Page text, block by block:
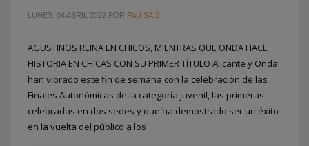
LUNES, 04 ABRIL 2022 POR PAU SAIZ
AGUSTINOS REINA EN CHICOS, MIENTRAS QUE ONDA HACE
HISTORIA EN CHICAS CON SU PRIMER TÍTULO Alicante y Onda
han vibrado este fin de semana con la celebración de las
Finales Autonómicas de la categoría juvenil, las primeras
celebradas en dos sedes y que ha demostrado ser un éxito
en la vuelta del público a los